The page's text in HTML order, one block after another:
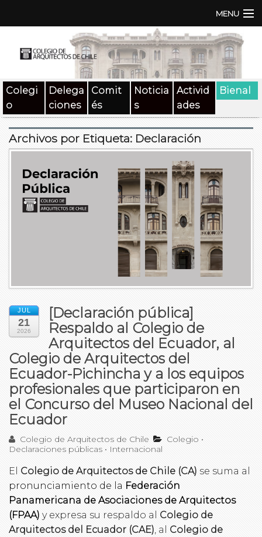
MENU
Documentos
SAT
Beneficios
Medios
Colegi
o
Delega
ciones
Comit
és
Noticia
s
Activid
ades
Bienal
Archivos por Etiqueta: Declaración
JUL
21
2026
[Declaración pública]
Respaldo al Colegio de
Arquitectos del Ecuador, al
Colegio de Arquitectos del
Ecuador-Pichincha y a los equipos
profesionales que participaron en
el Concurso del Museo Nacional del
Ecuador
Colegio de Arquitectos de Chile Colegio •
Declaraciones públicas • Internacional
El Colegio de Arquitectos de Chile (CA) se suma al
pronunciamiento de la Federación
Panamericana de Asociaciones de Arquitectos
(FPAA) y expresa su respaldo al
Colegio de
Arquitectos del Ecuador (CAE), al Colegio de